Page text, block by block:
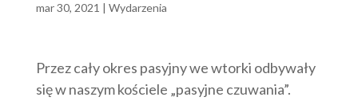
mar 30, 2021 | Wydarzenia
Przez cały okres pasyjny we wtorki odbywały
się w naszym kościele „pasyjne czuwania”.